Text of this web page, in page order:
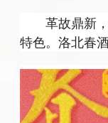
革故鼎新
特色。洛北春